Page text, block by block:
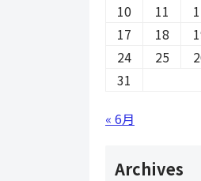
10
11
17
18
24
25
31
« 6月
Archives